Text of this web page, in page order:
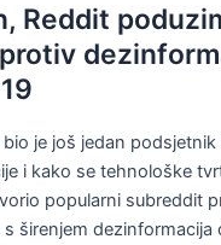
Reddit
bio je još jedan
i kako se tehnološke
popularni subreddit
širenjem dezinformacija